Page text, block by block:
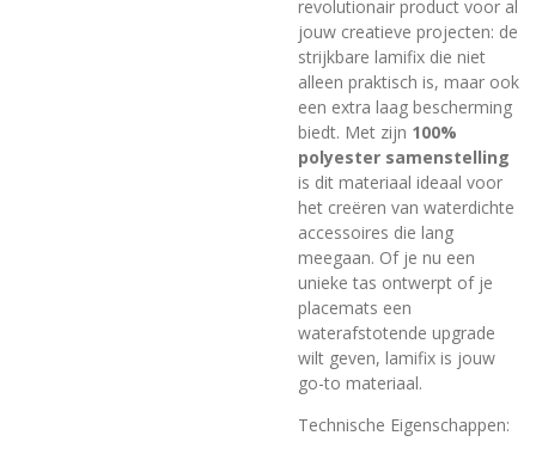
revolutionair product voor al
jouw creatieve projecten: de
strijkbare lamifix die niet
alleen praktisch is, maar ook
een extra laag bescherming
biedt. Met zijn 100%
polyester samenstelling
is dit materiaal ideaal voor
het creëren van waterdichte
accessoires die lang
meegaan. Of je nu een
unieke tas ontwerpt of je
placemats een
waterafstotende upgrade
wilt geven, lamifix is jouw
go-to materiaal.
Technische Eigenschappen: